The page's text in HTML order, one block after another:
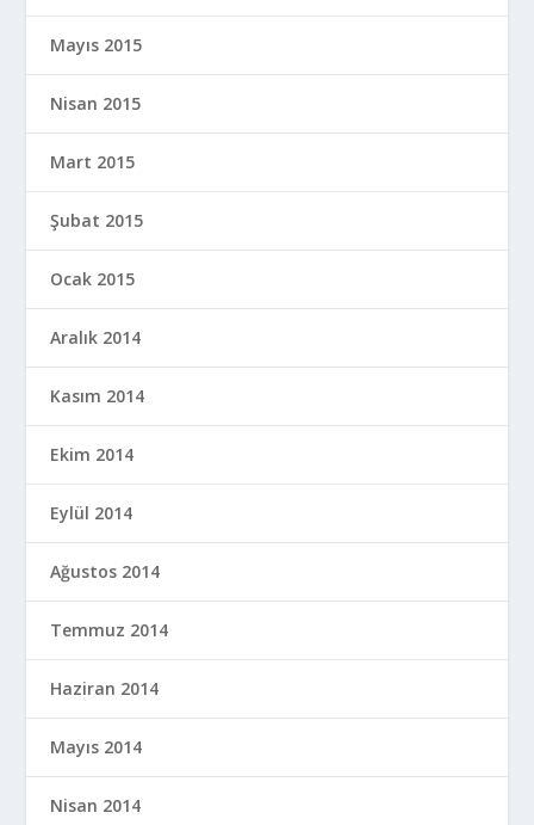
Mayıs 2015
Nisan 2015
Mart 2015
Şubat 2015
Ocak 2015
Aralık 2014
Kasım 2014
Ekim 2014
Eylül 2014
Ağustos 2014
Temmuz 2014
Haziran 2014
Mayıs 2014
Nisan 2014